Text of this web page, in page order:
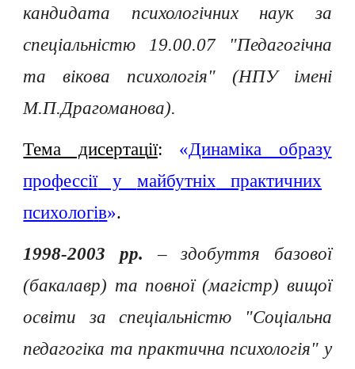
кандидата психологічних наук за
спеціальністю 19.00.07 "Педагогічна
та вікова психологія" (НПУ імені
М.П.Драгоманова).
Тема дисертації: «Динаміка образу
профессіїу майбутніх практичних
психологів».
1998-2003 рр.–здобуття базової
(бакалавр) та повної (магістр) вищої
освіти за спеціальністю "Соціальна
педагогіка та практична психологія" у